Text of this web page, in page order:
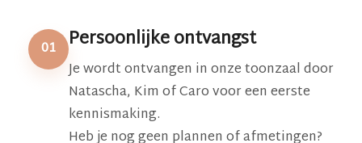
01 Persoonlijke ontvangst
Je wordt ontvangen in onze toonzaal door
Natascha, Kim of Caro voor een eerste
kennismaking.
Heb je nog geen plannen of afmetingen?